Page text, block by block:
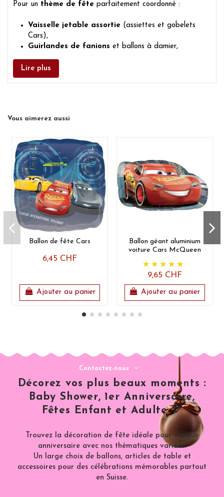
Pour un thème de fête parfaitement coordonné :
Vaisselle jetable assortie (assiettes et gobelets
Cars),
Guirlandes de fanions et ballons à damier,
Lire plus
Vous aimerez aussi
Ballon de fête Cars
6,45 CHF
Ajouter au panier
Ballon géant aluminium
voiture Cars McQueen
9,65 CHF
Ajouter au panier
Contactez-nous
Décorez vos plus beaux moments :
Baby Shower, 1er Anniversaire,
Fêtes Enfant et Adulte 🎈
Trouvez la décoration de fête idéale pour chaque
anniversaire avec nos thématiques variées.
Un large choix de ballons, articles de table et
accessoires pour des célébrations mémorables partout
en Suisse.